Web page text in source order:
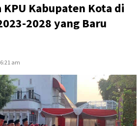
Kabupaten Kota di
2028 yang Baru
am